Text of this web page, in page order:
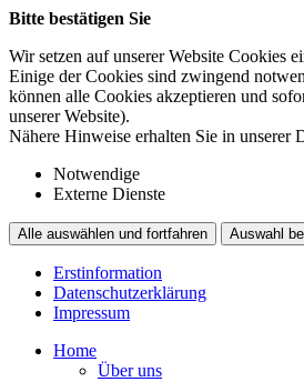
Bitte bestätigen Sie
Wir setzen auf unserer Website Cookies
Einige der Cookies sind zwingend
können alle Cookies akzeptieren und
unserer Website).
Nähere Hinweise erhalten Sie in unserer
Notwendige
Externe Dienste
Alle auswählen und fortfahren Auswahl
Erstinformation
Datenschutzerklärung
Impressum
Home
Über uns